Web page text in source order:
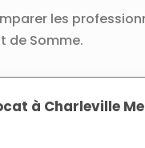
les
de Somme.
à Charleville